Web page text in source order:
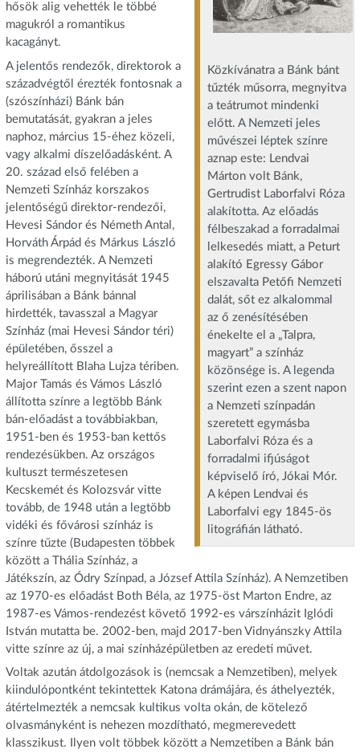
Közkívánatra a Bánk bánt
tűzték műsorra, megnyitva
a teátrumot mindenki
előtt. A Nemzeti jeles
művészei léptek színre
aznap este: Lendvai
Márton volt Bánk,
Gertrudist Laborfalvi Róza
alakította. Az előadás
félbeszakad a forradalmai
lelkesedés miatt, a Peturt
alakító Egressy Gábor
elszavalta Petőfi Nemzeti
dalát, sőt ez alkalommal
az ő zenésítésében
énekelte el a „Talpra,
magyart” a színház
közönsége is. A legenda
szerint ezen a szent napon
a Nemzeti színpadán
szeretett egymásba
Laborfalvi Róza és a
forradalmi ifjúságot
képviselő író, Jókai Mór.
A képen Lendvai és
Laborfalvi egy 1845-ös
litográfián látható.
hősök alig vehették le többé
magukról a romantikus
kacagányt.
A jelentős rendezők, direktorok a
századvégtől érezték fontosnak a
(szószínházi) Bánk bán
bemutatását, gyakran a jeles
naphoz, március 15-éhez közeli,
vagy alkalmi díszelőadásként. A
20. század első felében a
Nemzeti Színház korszakos
jelentőségű direktor-rendezői,
Hevesi Sándor és Németh Antal,
Horváth Árpád és Márkus László
is megrendezték. A Nemzeti
háború utáni megnyitását 1945
áprilisában a Bánk bánnal
hirdették, tavasszal a Magyar
Színház (mai Hevesi Sándor téri)
épületében, ősszel a
helyreállított Blaha Lujza tériben.
Major Tamás és Vámos László
állította színre a legtöbb Bánk
bán-előadást a továbbiakban,
1951-ben és 1953-ban kettős
rendezésükben. Az országos
kultuszt természetesen
Kecskemét és Kolozsvár vitte
tovább, de 1948 után a legtöbb
vidéki és fővárosi színház is
színre tűzte (Budapesten többek
között a Thália Színház, a
Játékszín, az Ódry Színpad, a József Attila Színház). A Nemzetiben
az 1970-es előadást Both Béla, az 1975-öst Marton Endre, az
1987-es Vámos-rendezést követő 1992-es várszínházit Iglódi
István mutatta be. 2002-ben, majd 2017-ben Vidnyánszky Attila
vitte színre az új, a mai színházépületben az eredeti művet.
Voltak azután átdolgozások is (nemcsak a Nemzetiben), melyek
kiindulópontként tekintettek Katona drámájára, és áthelyezték,
átértelmezték a nemcsak kultikus volta okán, de kötelező
olvasmányként is nehezen mozdítható, megmerevedett
klasszikust. Ilyen volt többek között a Nemzetiben a Bánk bán